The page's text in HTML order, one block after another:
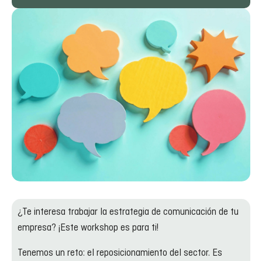
¿Te interesa trabajar la estrategia de comunicación de tu
empresa? ¡Este workshop es para ti!
Tenemos un reto: el reposicionamiento del sector. Es